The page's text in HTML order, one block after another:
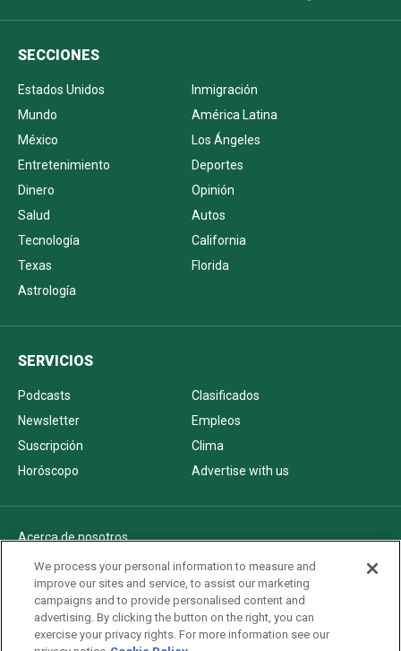
SECCIONES
Estados Unidos
Inmigración
Mundo
América Latina
México
Los Ángeles
Entretenimiento
Deportes
Dinero
Opinión
Salud
Autos
Tecnología
California
Texas
Florida
Astrología
SERVICIOS
Podcasts
Clasificados
Newsletter
Empleos
Suscripción
Clima
Horóscopo
Advertise with us
Acerca de nosotros
Politica de privacidad
Pautas Editoriales
AdChoices
Advertise with us
We process your personal information to measure and
improve our sites and service, to assist our marketing
campaigns and to provide personalised content and
advertising. By clicking the button on the right, you can
exercise your privacy rights. For more information see our